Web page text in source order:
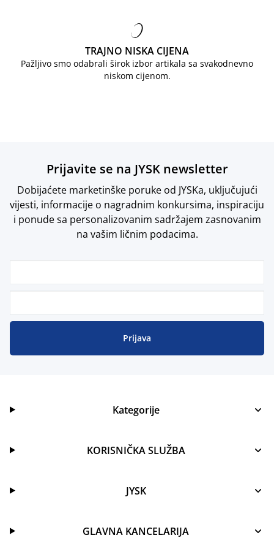
TRAJNO NISKA CIJENA
Pažljivo smo odabrali širok izbor artikala sa svakodnevno
niskom cijenom.
Prijavite se na JYSK newsletter
Dobijaćete marketinške poruke od JYSKa, uključujući
vijesti, informacije o nagradnim konkursima, inspiraciju
i ponude sa personalizovanim sadržajem zasnovanim
na vašim ličnim podacima.
Prijava
Kategorije
KORISNIČKA SLUŽBA
JYSK
GLAVNA KANCELARIJA